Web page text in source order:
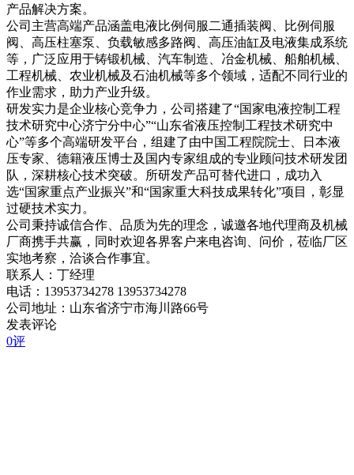
产品解决方案。
公司主营高端产品涵盖电液比例伺服二通插装阀、比例伺服
阀、高压柱塞泵、负载敏感多路阀、高压油缸及电液集成系统
等，广泛应用于铸锻机械、汽车制造、冶金机械、船舶机械、
工程机械、农业机械及石油机械等多个领域，适配不同行业的
作业需求，助力产业升级。
研发实力是企业核心竞争力，公司搭建了“国家电液控制工程
技术研究中心济宁分中心”“山东省液压控制工程技术研究中
心”等多个高端研发平台，组建了由中国工程院院士、日本液
压专家、德籍液压博士及国内专家组成的专业顾问技术研发团
队，深耕核心技术突破。所研发产品可替代进口，成功入
选“国家重点产业振兴”和“国家重大科技成果转化”项目，彰显
过硬技术实力。
公司秉持诚信合作、品质为先的理念，诚邀各地代理商及机械
厂商携手共赢，同时欢迎各界客户来电咨询、问价，莅临厂区
实地考察，洽谈合作事宜。
联系人：丁经理
电话：13953734278 13953734278
公司地址：山东省济宁市海川路66号
发表评论
0评